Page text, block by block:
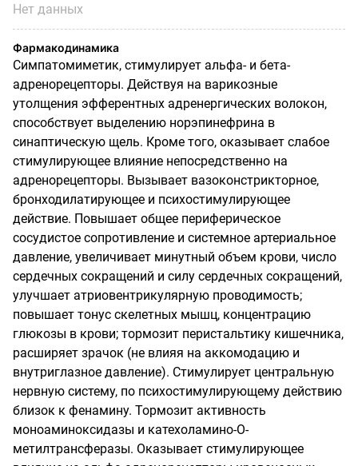
Нет данных
Фармакодинамика
Симпатомиметик, стимулирует альфа- и бета-
адренорецепторы. Действуя на варикозные
утолщения эфферентных адренергических волокон,
способствует выделению норэпинефрина в
синаптическую щель. Кроме того, оказывает слабое
стимулирующее влияние непосредственно на
адренорецепторы. Вызывает вазоконстрикторное,
бронходилатирующее и психостимулирующее
действие. Повышает общее периферическое
сосудистое сопротивление и системное артериальное
давление, увеличивает минутный объем крови, число
сердечных сокращений и силу сердечных сокращений,
улучшает атриовентрикулярную проводимость;
повышает тонус скелетных мышц, концентрацию
глюкозы в крови; тормозит перистальтику кишечника,
расширяет зрачок (не влияя на аккомодацию и
внутриглазное давление). Стимулирует центральную
нервную систему, по психостимулирующему действию
близок к фенамину. Тормозит активность
моноаминоксидазы и катехоламино-О-
метилтрансферазы. Оказывает стимулирующее